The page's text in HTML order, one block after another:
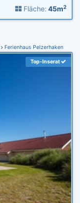
Fläche: 45m2
Ferienhaus Pelzerhaken
Top-Inserat